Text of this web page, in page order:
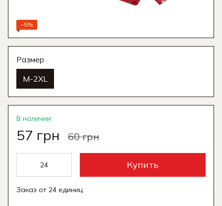
−5%
Размер
M-2XL
В наличии
57 грн 60 грн
Купить
Заказ от 24 единиц